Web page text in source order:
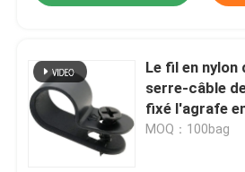
Le fil en
serre-câble
fixé l'agrafe
Thincness de
MOQ：100bag